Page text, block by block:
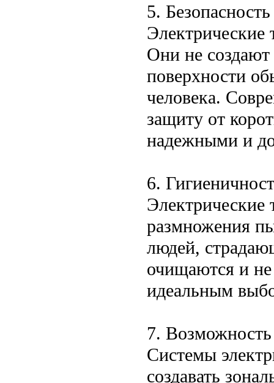
5. Безопасность
Электрические
Они не создают
поверхности
человека.
защиту от
надежными и
6.
Электрические
размножения
людей,
очищаются и не
идеальным
7. Возможность
Системы
создавать